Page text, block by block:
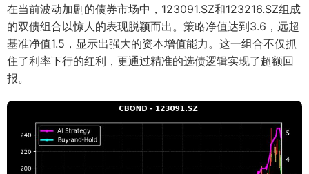
在当前波动加剧的债券市场中，123091.SZ和123216.SZ组成
的双债组合以惊人的表现脱颖而出。策略净值达到3.6，远超
基准净值1.5，显示出强大的资本增值能力。这一组合不仅抓
住了利率下行的红利，更通过精准的选债逻辑实现了超额回
报。